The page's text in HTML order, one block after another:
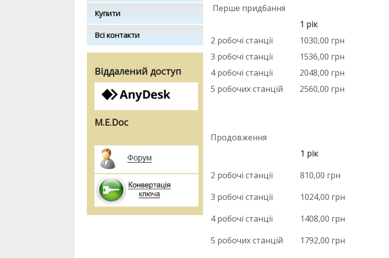
Купити
Всі контакти
Віддалений доступ
M.E.Doc
Перше придбання
1 рік
2 робочі станції
1030,00 грн
3 робочі станції
1536,00 грн
4 робочі станції
2048,00 грн
5 робочих станцій
2560,00 грн
Продовження
1 рік
2 робочі станції
810,00 грн
3 робочі станції
1024,00 грн
4 робочі станції
1408,00 грн
5 робочих станцій
1792,00 грн